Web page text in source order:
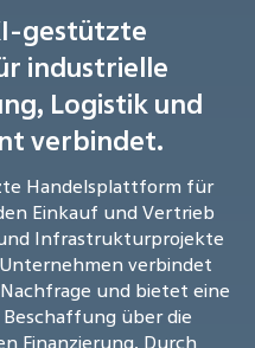
gestützte
industrielle
Logistik und
verbindet.
Handelsplattform für
Einkauf und Vertrieb
Infrastrukturprojekte
verbindet
und bietet eine
über die
Finanzierung. Durch